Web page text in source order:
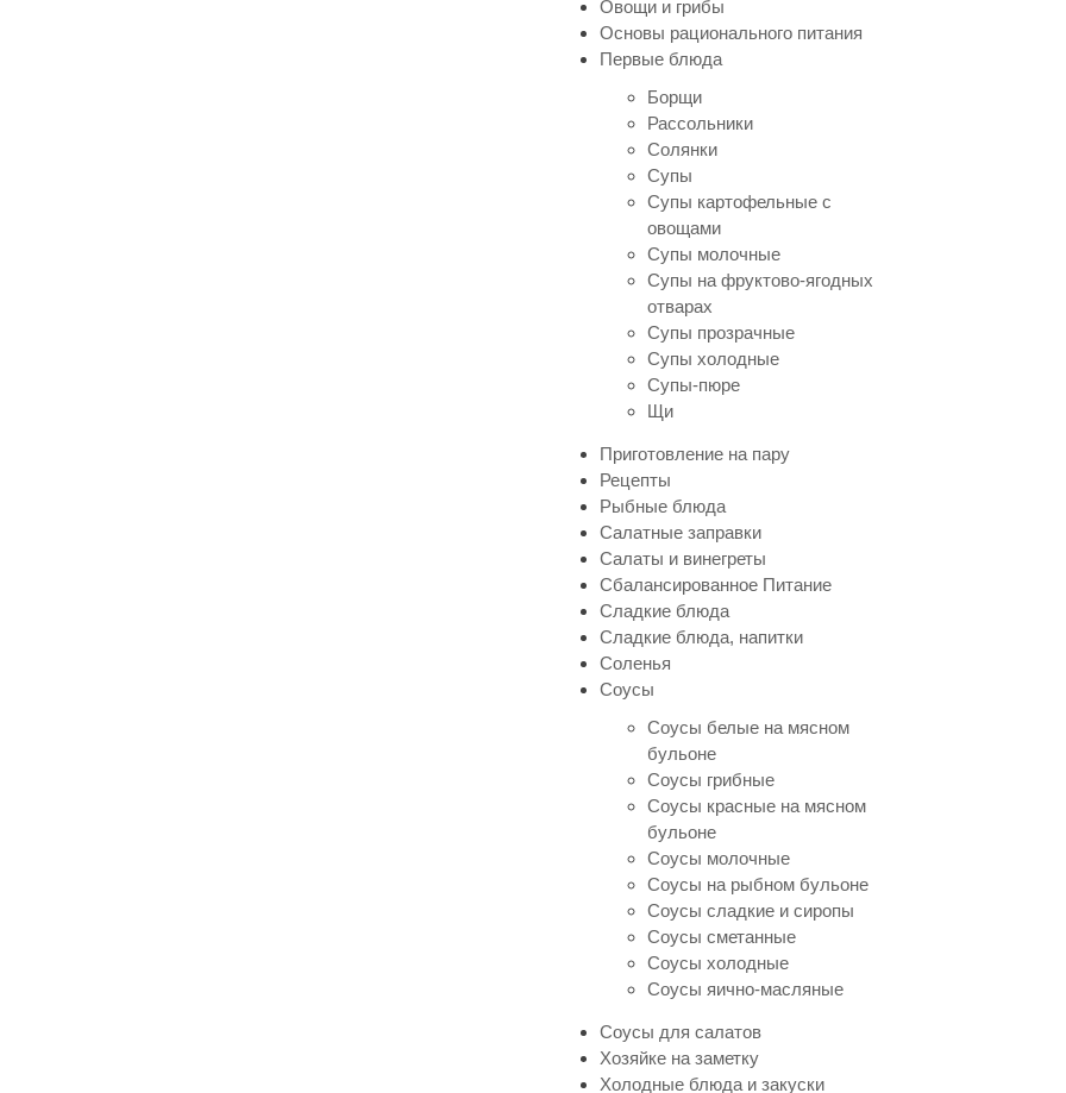
Овощи и грибы
Основы рационального питания
Первые блюда
Борщи
Рассольники
Солянки
Супы
Супы картофельные с
овощами
Супы молочные
Супы на фруктово-ягодных
отварах
Супы прозрачные
Супы холодные
Супы-пюре
Щи
Приготовление на пару
Рецепты
Рыбные блюда
Салатные заправки
Салаты и винегреты
Сбалансированное Питание
Сладкие блюда
Сладкие блюда, напитки
Соленья
Соусы
Соусы белые на мясном
бульоне
Соусы грибные
Соусы красные на мясном
бульоне
Соусы молочные
Соусы на рыбном бульоне
Соусы сладкие и сиропы
Соусы сметанные
Соусы холодные
Соусы яично-масляные
Соусы для салатов
Хозяйке на заметку
Холодные блюда и закуски